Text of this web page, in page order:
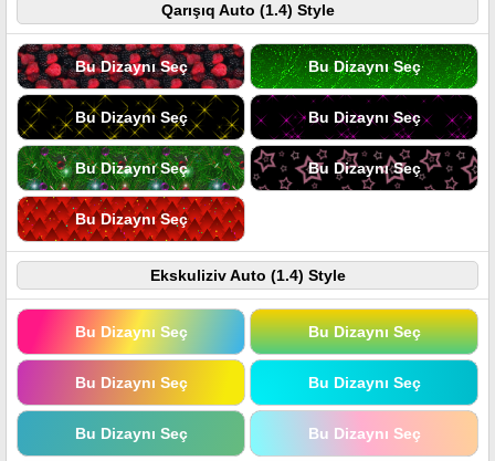
Qarışıq Auto (1.4) Style
Bu Dizaynı Seç Bu Dizaynı Seç
Bu Dizaynı Seç Bu Dizaynı Seç
Bu Dizaynı Seç Bu Dizaynı Seç
Bu Dizaynı Seç
Ekskuliziv Auto (1.4) Style
Bu Dizaynı Seç Bu Dizaynı Seç
Bu Dizaynı Seç Bu Dizaynı Seç
Bu Dizaynı Seç Bu Dizaynı Seç